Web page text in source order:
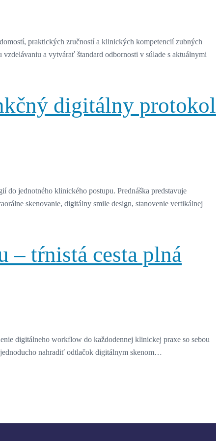
praktických zručností a klinických kompetencií zubných
a vytvárať štandard odbornosti v súlade s aktuálnymi
digitálny protokol
do jednotného klinického postupu. Prednáška predstavuje
skenovanie, digitálny smile design, stanovenie vertikálnej
– tŕnistá cesta plná
digitálneho workflow do každodennej klinickej praxe so sebou
jednoducho nahradiť odtlačok digitálnym skenom…